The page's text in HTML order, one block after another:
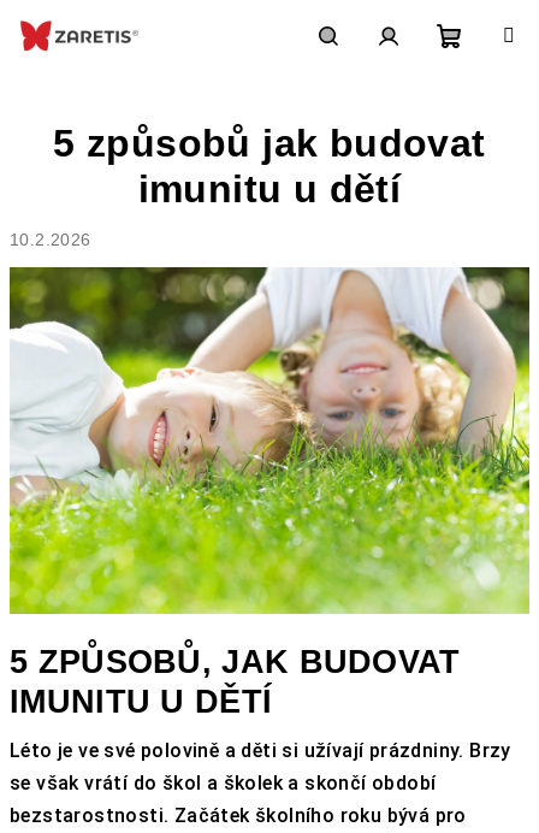
košík
5 způsobů jak budovat
imunitu u dětí
10.2.2026
5 ZPŮSOBŮ, JAK BUDOVAT
IMUNITU U DĚTÍ
Léto je ve své polovině a děti si užívají prázdniny. Brzy
se však vrátí do škol a školek a skončí období
bezstarostnosti. Začátek školního roku bývá pro